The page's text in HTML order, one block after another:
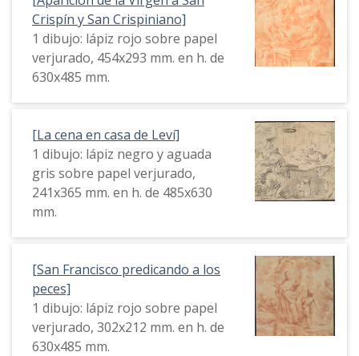
Crispín y San Crispiniano]
1 dibujo: lápiz rojo sobre papel
verjurado, 454x293 mm. en h. de
630x485 mm.
[La cena en casa de Leví]
1 dibujo: lápiz negro y aguada
gris sobre papel verjurado,
241x365 mm. en h. de 485x630
mm.
[San Francisco predicando a los
peces]
1 dibujo: lápiz rojo sobre papel
verjurado, 302x212 mm. en h. de
630x485 mm.